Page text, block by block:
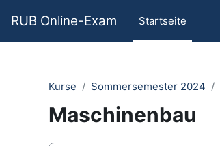
RUB Online-Exam Startseite
Kurse Sommersemester 2024
Maschinenbau